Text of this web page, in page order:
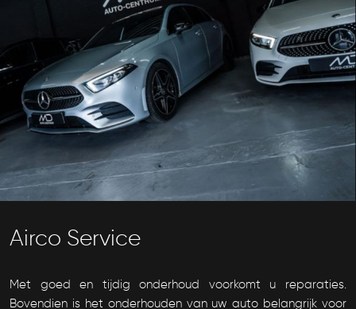
Airco Service
Met goed en tijdig onderhoud voorkomt u reparaties.
Bovendien is het onderhouden van uw auto belangrijk voor